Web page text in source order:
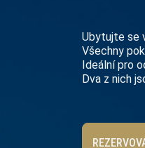
Ubytujte se
Všechny
Ideální pro
Dva z nich